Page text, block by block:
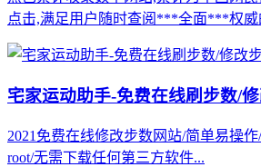
点击,满足用户随时查阅***全面***权威
宅家运动助手-免费在线刷步数/
2021免费在线修改步数网站/简单易操
root/无需下载任何第三方软件...